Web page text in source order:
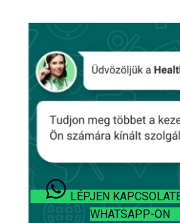
LÉPJEN
WHATSAPP-ON